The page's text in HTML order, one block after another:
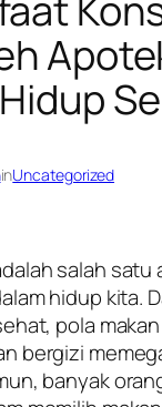
inUncategorized
salah satu
hidup kita.
pola
bergizi
banyak